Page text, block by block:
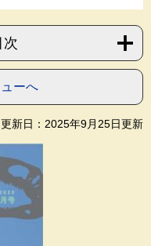
ーへ
更新日：2025年9月25日更新